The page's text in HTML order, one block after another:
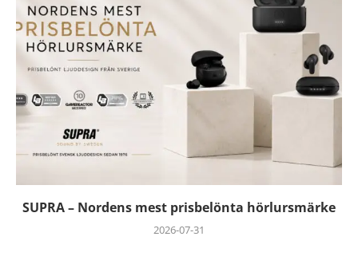
SUPRA – Nordens mest prisbelönta hörlursmärke
2026-07-31